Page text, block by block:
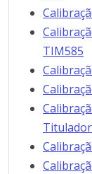
TIM585